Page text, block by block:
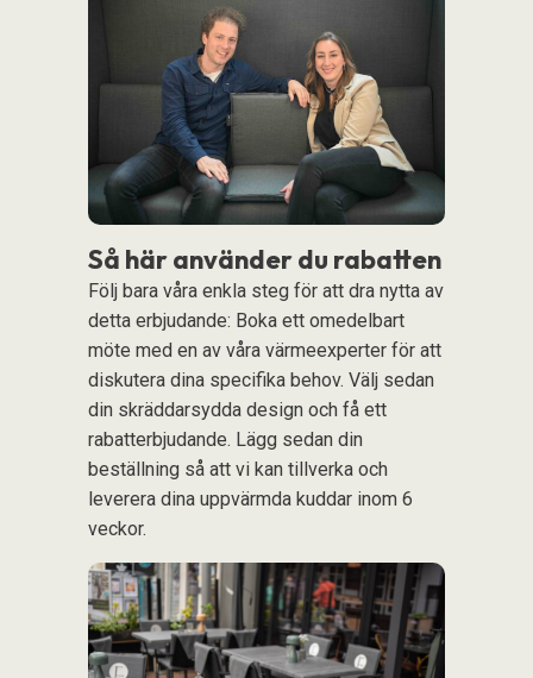
Så här använder du rabatten
Följ bara våra enkla steg för att dra nytta av
detta erbjudande: Boka ett omedelbart
möte med en av våra värmeexperter för att
diskutera dina specifika behov. Välj sedan
din skräddarsydda design och få ett
rabatterbjudande. Lägg sedan din
beställning så att vi kan tillverka och
leverera dina uppvärmda kuddar inom 6
veckor.